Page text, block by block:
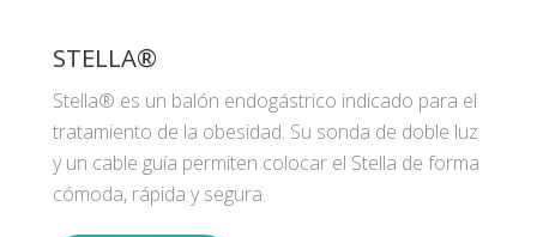
STELLA®
Stella® es un balón endogástrico indicado para el
tratamiento de la obesidad. Su sonda de doble luz
y un cable guía permiten colocar el Stella de forma
cómoda, rápida y segura.